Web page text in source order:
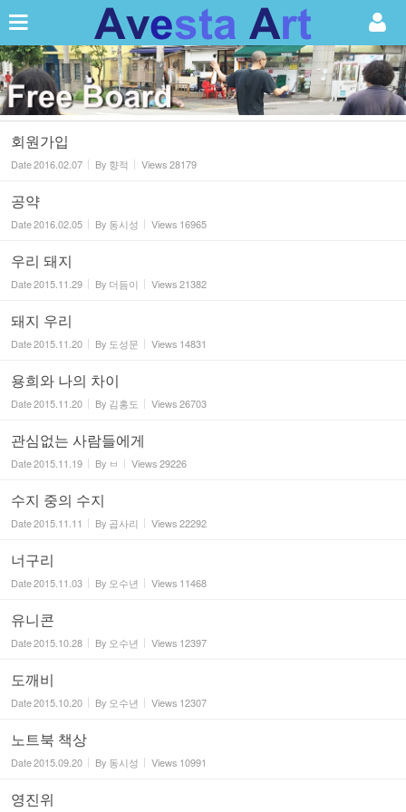
회원가입
Date2016.02.07 By 향적 Views28179
공약
Date2016.02.05 By 동시성 Views 16965
우리 돼지
Date2015.11.29 By 더듬이 Views21382
돼지 우리
Date2015.11.20 By 도성문 Views 14831
용희와 나의 차이
Date2015.11.20 By 김홍도 Views26703
관심없는 사람들에게
Date2015.11.19 By ㅂ Views29226
수지 중의 수지
Date2015.11.11 By 곱사리 Views22292
너구리
Date2015.11.03 By 오수년 Views 11468
유니콘
Date2015.10.28 By 오수년 Views 12397
도깨비
Date2015.10.20 By 오수년 Views 12307
노트북 책상
Date2015.09.20 By 동시성 Views 10991
영진위
Sketchbook5, 스케치북5
Sketchbook5, 스케치북5